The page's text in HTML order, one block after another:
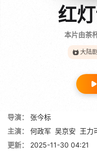
红
本片由茶
大陆剧
导演：
张今标
主演：
何政军 吴京安 王力
更新：
2025-11-30 04:21